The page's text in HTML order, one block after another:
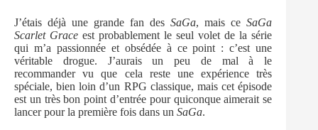
J’étais déjà une grande fan desSaGa, mais ceSaGa
Scarlet Grace est probablement le seul volet de la série
qui m’a passionnée et obsédée à ce point : c’est une
véritable drogue. J’aurais un peu de mal à le
recommander vu que cela reste une expérience très
spéciale, bien loin d’un RPG classique, mais cet épisode
est un très bon point d’entrée pour quiconque aimerait se
lancer pour la première fois dans un SaGa.